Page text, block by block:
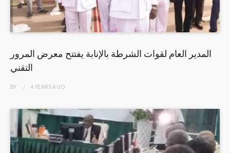
المدير العام لقوات الشرطة بالإنابة يفتتح معرض المرور
التقني
BY 4 YEARSAGO